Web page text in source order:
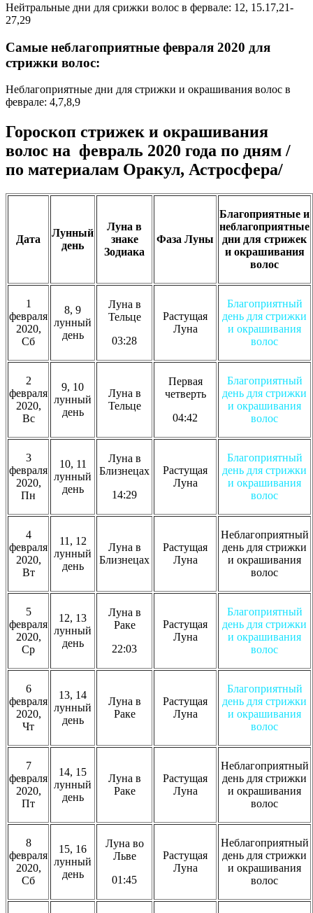
Нейтральные дни для срижки волос в фервале: 12, 15.17,21-
27,29
Самые неблагоприятные февраля 2020 для
стрижки волос:
Неблагоприятные дни для стрижки и окрашивания волос в
феврале: 4,7,8,9
Гороскоп стрижек и окрашивания
волос на февраль 2020 года по дням /
по материалам Оракул, Астросфера/
Дата
Лунный
день
Луна в
знаке
Зодиака
Фаза Луны
Благоприятные и
неблагоприятные
дни для стрижек
и окрашивания
волос
1
февраля
2020,
Сб
8, 9
лунный
день
Луна в
Тельце
03:28
Растущая
Луна
Благоприятный
день для стрижки
и окрашивания
волос
2
февраля
2020,
Вс
9, 10
лунный
день
Луна в
Тельце
Первая
четверть
04:42
Благоприятный
день для стрижки
и окрашивания
волос
3
февраля
2020,
Пн
10, 11
лунный
день
Луна в
Близнецах
14:29
Растущая
Луна
Благоприятный
день для стрижки
и окрашивания
волос
4
февраля
2020,
Вт
11, 12
лунный
день
Луна в
Близнецах
Растущая
Луна
Неблагоприятный
день для стрижки
и окрашивания
волос
5
февраля
2020,
Ср
12, 13
лунный
день
Луна в
Раке
22:03
Растущая
Луна
Благоприятный
день для стрижки
и окрашивания
волос
6
февраля
2020,
Чт
13, 14
лунный
день
Луна в
Раке
Растущая
Луна
Благоприятный
день для стрижки
и окрашивания
волос
7
февраля
2020,
Пт
14, 15
лунный
день
Луна в
Раке
Растущая
Луна
Неблагоприятный
день для стрижки
и окрашивания
волос
8
февраля
2020,
Сб
15, 16
лунный
день
Луна во
Льве
01:45
Растущая
Луна
Неблагоприятный
день для стрижки
и окрашивания
волос